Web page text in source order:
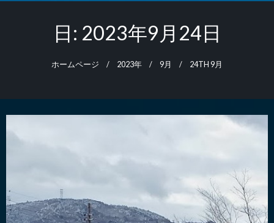
日: 2023年9月24日
ホームページ 2023年 9月 24TH 9月